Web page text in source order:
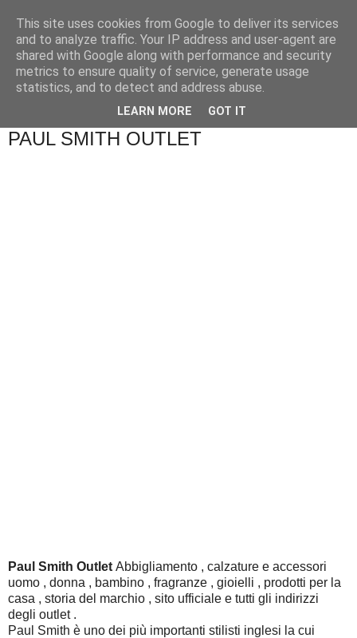
PAUL SMITH OUTLET
Paul Smith Outlet Abbigliamento , calzature e accessori
uomo , donna , bambino , fragranze , gioielli , prodotti per la
casa , storia del marchio , sito ufficiale e tutti gli indirizzi
degli outlet .
Paul Smith è uno dei più importanti stilisti inglesi la cui
This site uses cookies from Google to deliver its services
and to analyze traffic. Your IP address and user-agent are
shared with Google along with performance and security
metrics to ensure quality of service, generate usage
statistics, and to detect and address abuse.
LEARN MORE GOT IT